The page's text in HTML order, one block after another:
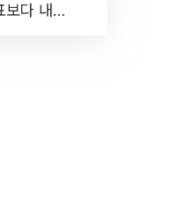
다 내릴